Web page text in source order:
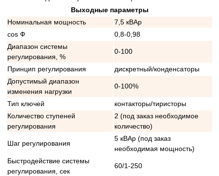
Выходные параметры
Номинальная мощность
7,5 кВАр
cos Ф
0,8-0,98
Диапазон системы
регулирования, %
0-100
Принцип регулирования
дискретный/конденсаторы
Допустимый диапазон
изменения нагрузки
0-100%
Тип ключей
контакторы/тиристоры
Количество ступеней
регулирования
2 (под заказ необходимое
количество)
Шаг регулирования
5 кВАр (под заказ
необходимая мощность)
Быстродействие системы
регулирования, сек
60/1-250